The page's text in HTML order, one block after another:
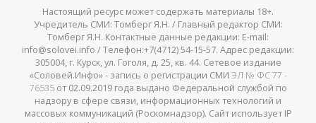
Настоящий ресурс может содержать материалы 18+.
Учредитель СМИ: Томберг Я.Н. / Главный редактор СМИ:
Томберг Я.Н. Контактные данные редакции: E-mail:
info@solovei.info / Телефон:+7(4712) 54-15-57. Адрес редакции:
305004, г. Курск, ул. Гоголя, д. 25, кв. 44. Сетевое издание
«Соловей.Инфо» - запись о регистрации СМИ ЭЛ № ФС 77 -
76535от 02.09.2019 года выдано Федеральной службой по
надзору в сфере связи, информационных технологий и
массовых коммуникаций (Роскомнадзор). Сайт использует IP